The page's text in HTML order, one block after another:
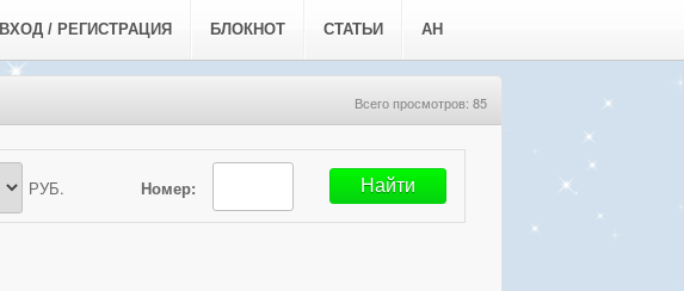
ВХОД / РЕГИСТРАЦИЯ БЛОКНОТ СТАТЬИ АН
Всего просмотров: 85
Номер:
РУБ.